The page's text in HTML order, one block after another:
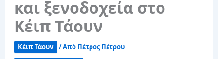
και ξενοδοχεία στο
Κέιπ Τάουν
Κέιπ Τάουν / Από Πέτρος Πέτρου